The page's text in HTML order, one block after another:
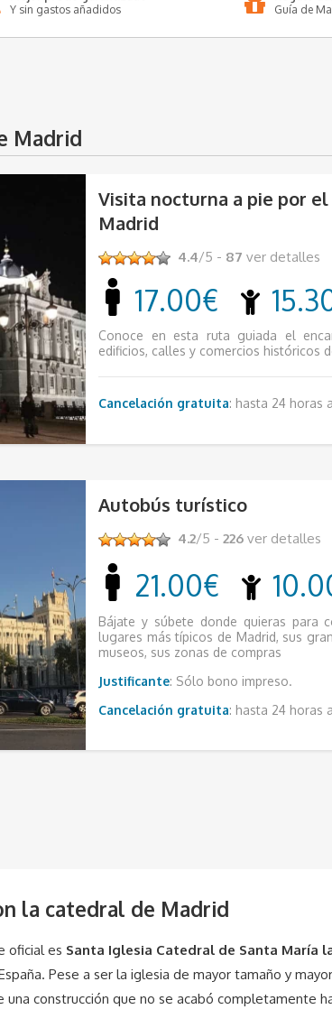
Y sin gastos añadidos
Guía de
Madrid
Visita nocturna a pie por
Madrid
4.4/5 - 87 ver detalles
17.00€
Conoce en esta ruta guiada el
edificios, calles y comercios históricos
Cancelación gratuita: hasta 24 horas
Autobús turístico
4.2/5 - 226 ver detalles
21.00€
Bájate y súbete donde quieras para
lugares más típicos de Madrid, sus
museos, sus zonas de compras
Justificante: Sólo bono impreso.
Cancelación gratuita: hasta 24 horas
la catedral de Madrid
oficial es Santa Iglesia Catedral de Santa María
Pese a ser la iglesia de mayor tamaño y
construcción que no se acabó completamente